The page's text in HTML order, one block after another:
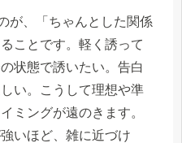
が、「ちゃんとした関係
ことです。軽く誘って
状態で誘いたい。告白
い。こうして理想や準
ミングが遠のきます。
いほど、雑に近づけ